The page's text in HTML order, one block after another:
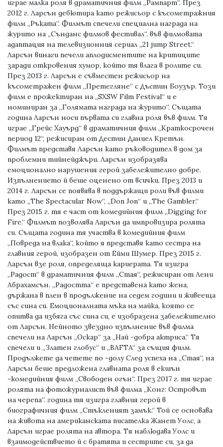
играе малка роля в драматичния филм „Рампарт“. През
2012 г. Ларсън дебютира като режисьор с късометражния
филм „Ръката“. Филмът спечели специална награда на
журито на „Сънданс филмов фестивал“. във филмовата
адаптация на телевизионния сериал „21 jump Street.“
Ларсън винаги печели аплодисментите на критиците
заради откровения хумор, който тя влага в ролите си.
През 2013 г. Ларсън е съвместен режисьор на
късометражен филм „Претегляне“ с Дъстин Боузър. Този
филм е прожектиран на „SXSW Film Festival“ и е
номиниран за „Голямата награда на журито“. Същата
година Ларсън носи първата си главна роля във филм. Тя
играе „Грейс Хауърд“ в драматичния филм „Краткосрочен
период 12“, режисиран от Дестин Даниел Кретън.
Филмът представя Ларсън като ръководител в дом за
проблемни тийнейджъри. Ларсън изобразява
емоционално нарушения герой забележително добре.
Изпълнението й беше оценено от всички. През 2013 и
2014 г. Ларсън се появява в поддържащи роли във филми
като „The Spectacular Now“, „Don Jon“ и „The Gambler.“
През 2015 г. тя е част от комедийния филм „Digging for
Fire.“ Филмът позволява Ларсън да импровизира ролята
си. Същата година тя участва в комедийния филм
„Повреда на влака“, който я представя като сестра на
главния герой, изобразен от Ейми Шумер. През 2015 г.
Ларсън взе роля, определяща кариерата. Тя изигра
„Радост“ в драматичния филм „Стая“, режисиран от Лени
Абрахамсън. „Радостта“ е представена като жена,
държана в плен в продължение на седем години и живееща
със сина си. Емоционалната мъка на майка, която се
опитва да избяга със сина си, е изобразена забележително
от Ларсън. Нейното звездно изпълнение във филма
спечели на Ларсън „Оскар“ за „Най -добра актриса.“ Тя
спечели и „Златен глобус“ и „BAFTA“ за същия филм.
Продължете да четете по -долу След успеха на „Стая“, на
Ларсън беше предложена главната роля в екшън
-комедийния филм „Свободен огън“. През 2017 г. тя играе
ролята на фотожурналист във филма „Конг: Островът
на черепа“. година тя изигра главния герой в
биографичния филм „Стъкленият замък.“ Той се основава
на живота на американската писателка Жанет Уолс, а
Ларсън играе ролята на автора. Тя наблюдава Уолс и
взаимодействието й с братята и сестрите си, за да